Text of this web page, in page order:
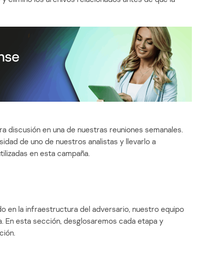
discusión en una de nuestras reuniones semanales.
de uno de nuestros analistas y llevarlo a
en esta campaña.
en la infraestructura del adversario, nuestro equipo
En esta sección, desglosaremos cada etapa y